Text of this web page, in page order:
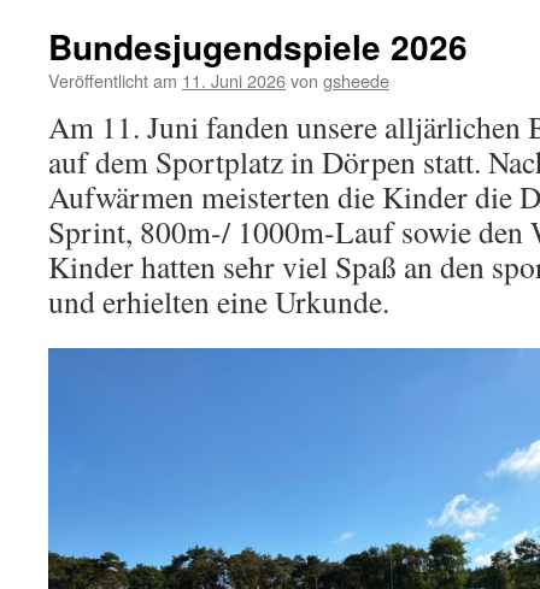
Bundesjugendspiele 2026
Veröffentlicht am 11. Juni 2026von gsheede
Am 11. Juni fanden unsere alljärlichen
auf dem Sportplatz in Dörpen statt.
Aufwärmen meisterten die Kinder die
Sprint, 800m-/ 1000m-Lauf sowie den
Kinder hatten sehr viel Spaß an den
und erhielten eine Urkunde.